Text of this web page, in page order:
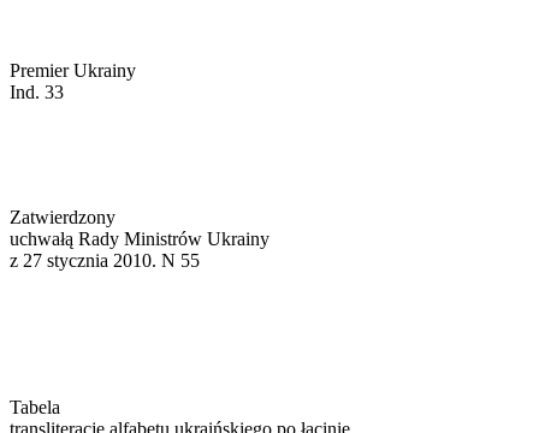
Premier Ukrainy
Ind. 33
Zatwierdzony
uchwałą Rady Ministrów Ukrainy
z 27 stycznia 2010. N 55
Tabela
transliteracje alfabetu ukraińskiego po łacinie